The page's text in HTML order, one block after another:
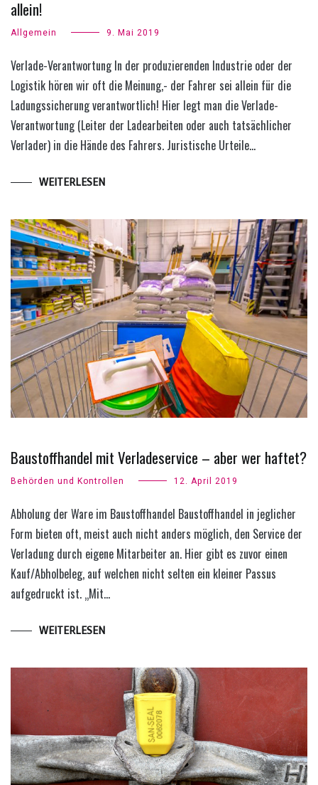
allein!
Allgemein 9. Mai 2019
Verlade-Verantwortung In der produzierenden Industrie oder der
Logistik hören wir oft die Meinung,- der Fahrer sei allein für die
Ladungssicherung verantwortlich! Hier legt man die Verlade-
Verantwortung (Leiter der Ladearbeiten oder auch tatsächlicher
Verlader) in die Hände des Fahrers. Juristische Urteile…
WEITERLESEN
Baustoffhandel mit Verladeservice – aber wer haftet?
Behörden und Kontrollen 12. April 2019
Abholung der Ware im Baustoffhandel Baustoffhandel in jeglicher
Form bieten oft, meist auch nicht anders möglich, den Service der
Verladung durch eigene Mitarbeiter an. Hier gibt es zuvor einen
Kauf/Abholbeleg, auf welchen nicht selten ein kleiner Passus
aufgedruckt ist. „Mit…
WEITERLESEN